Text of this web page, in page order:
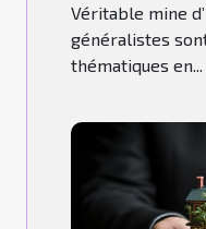
Véritable mine
généralistes
thématiques en...